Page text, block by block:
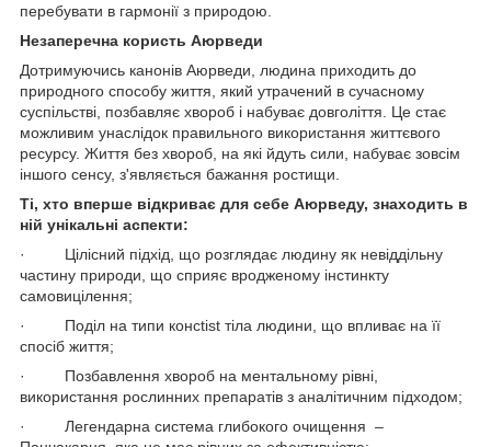
перебувати в гармонії з природою.
Незаперечна користь Аюрведи
Дотримуючись канонів Аюрведи, людина приходить до
природного способу життя, який утрачений в сучасному
суспільстві, позбавляє хвороб і набуває довголіття. Це стає
можливим унаслідок правильного використання життєвого
ресурсу. Життя без хвороб, на які йдуть сили, набуває зовсім
іншого сенсу, з'являється бажання ростищи.
Ті, хто вперше відкриває для себе Аюрведу, знаходить в
ній унікальні аспекти:
· Цілісний підхід, що розглядає людину як невіддільну
частину природи, що сприяє вродженому інстинкту
самовицілення;
· Поділ на типи консtist тіла людини, що впливає на її
спосіб життя;
· Позбавлення хвороб на ментальному рівні,
використання рослинних препаратів з аналітичним підходом;
· Легендарна система глибокого очищення –